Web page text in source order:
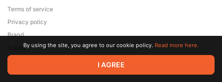
© 2026 Zaya Solutions Limited. All rights reserved. All trademarks
are the property of their respective owners.
Terms of service
Privacy policy
Brand
SupportBy using the site, you agree to our cookie policy. Read more here.
I AGREE